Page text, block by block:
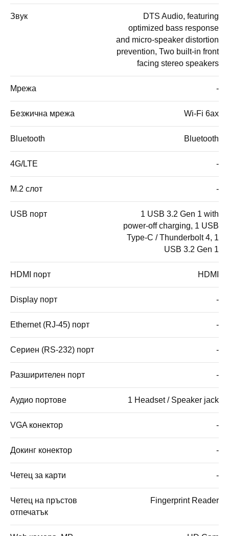
Звук
DTS Audio, featuring
optimized bass response
and micro-speaker distortion
prevention, Two built-in front
facing stereo speakers
Мрежа -
Безжична мрежа Wi-Fi 6ax
Bluetooth Bluetooth
4G/LTE -
M.2 слот -
USB порт
1 USB 3.2 Gen 1 with
power-off charging, 1 USB
Type-C / Thunderbolt 4, 1
USB 3.2 Gen 1
HDMI порт HDMI
Display порт -
Ethernet (RJ-45) порт -
Сериен (RS-232) порт -
Разширителен порт -
Аудио портове 1 Headset / Speaker jack
VGA конектор -
Докинг конектор -
Четец за карти -
Четец на пръстов
отпечатък
Fingerprint Reader